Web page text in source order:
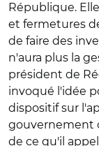
République.
et fermetures
de faire des
n'aura plus la
président de
invoqué l'idée
dispositif sur
gouvernement
de ce qu'il